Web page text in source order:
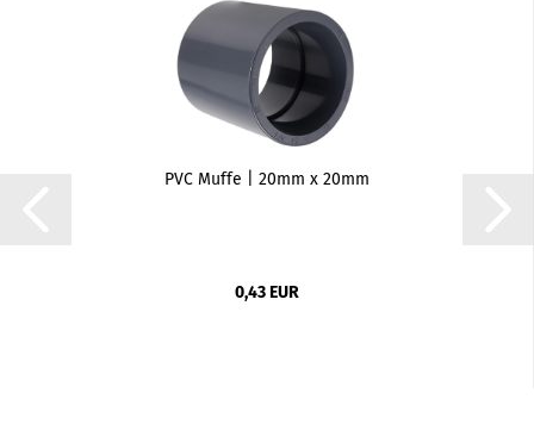
PVC Muffe | 20mm x 20mm
0,43 EUR